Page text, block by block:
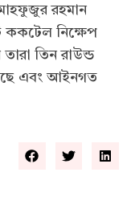
রহমান
ককটেল নিক্ষেপ
তিন রাউন্ড
এবং আইনগত